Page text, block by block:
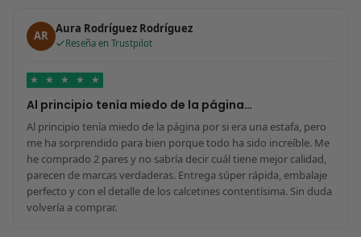
AR Aura Rodríguez Rodríguez
Reseña en Trustpilot
★ ★ ★ ★ ★
Al principio tenía miedo de la página…
Al principio tenía miedo de la página por si era una estafa, pero
me ha sorprendido para bien porque todo ha sido increíble. Me
he comprado 2 pares y no sabría decir cuál tiene mejor calidad,
parecen de marcas verdaderas. Entrega súper rápida, embalaje
perfecto y con el detalle de los calcetines contentísima. Sin duda
volvería a comprar.